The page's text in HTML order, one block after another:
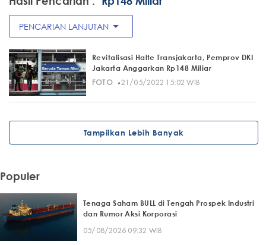
PENCARIAN LANJUTAN arrow_drop_down
Revitalisasi Halte Transjakarta, Pemprov DKI
Jakarta Anggarkan Rp148 Miliar
FOTO· 21/05/2022 15:02 WIB
Tampilkan Lebih Banyak
Populer
Tenaga Saham BULL di Tengah Prospek Industri
dan Rumor Aksi Korporasi
05/08/2026 09:32 WIB